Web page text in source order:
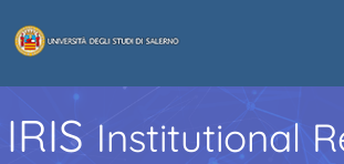
Institutional